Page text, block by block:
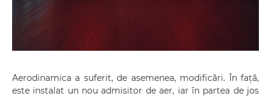
Aerodinamica a suferit, de asemenea, modificări. În față,
este instalat un nou admisitor de aer, iar în partea de jos